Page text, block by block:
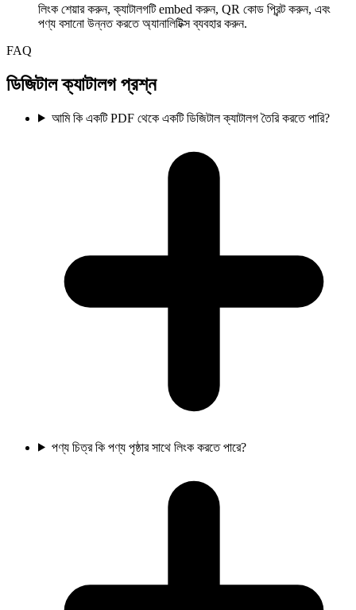
লিংক শেয়ার করুন, ক্যাটালগটি embed করুন, QR কোড প্রিন্ট করুন, এবং
পণ্য বসানো উন্নত করতে অ্যানালিটিক্স ব্যবহার করুন.
FAQ
ডিজিটাল ক্যাটালগ প্রশ্ন
আমি কি একটি PDF থেকে একটি ডিজিটাল ক্যাটালগ তৈরি করতে পারি?
পণ্য চিত্র কি পণ্য পৃষ্ঠার সাথে লিংক করতে পারে?